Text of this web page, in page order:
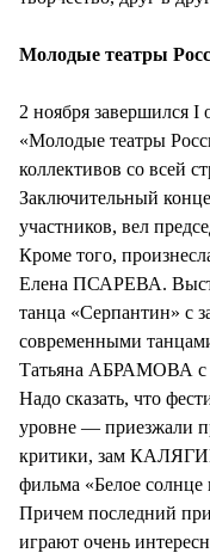
Молодые театры
2 ноября завершился
«Молодые театры
коллективов со всей
Заключительный
участников, вел
Кроме того,
Елена ПСАРЕВА.
танца «Серпантин» с
современными
Татьяна АБРАМОВА
Надо сказать, что
уровне — приезжали
критики, зам
фильма «Белое
Причем последний
играют очень